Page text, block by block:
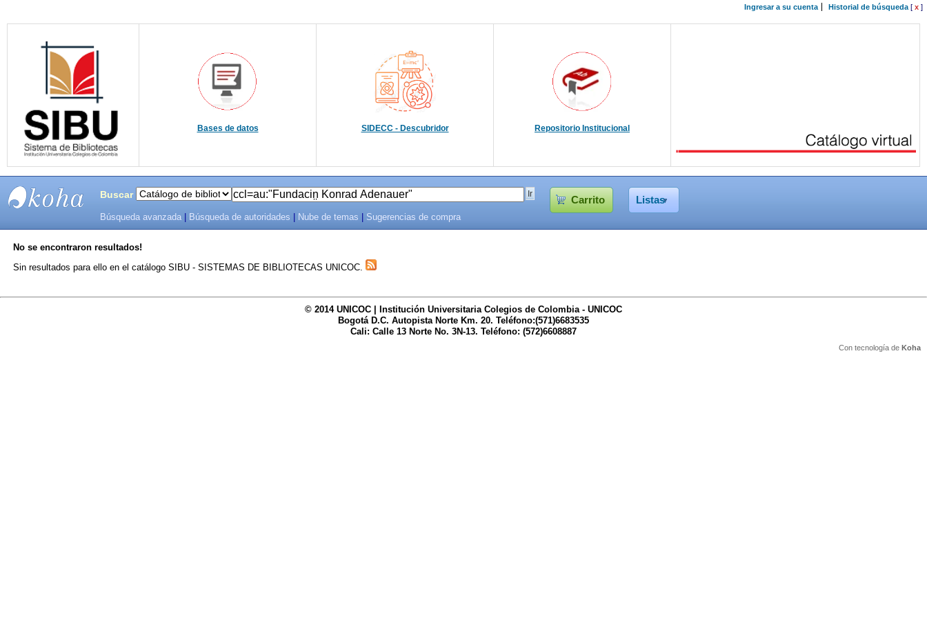
Ingresar a su cuenta Historial de búsqueda[ x ]
Bases de datos SIDECC - Descubridor Repositorio Institucional
SISTEMAS
Buscar Carrito Listas
Búsqueda avanzada Búsqueda de autoridades Nube de temas Sugerencias de compra
No se encontraron resultados!
Sin resultados para ello en el catálogo SIBU - SISTEMAS DE BIBLIOTECAS UNICOC.
© 2014 UNICOC | Institución Universitaria Colegios de Colombia - UNICOC
Bogotá D.C. Autopista Norte Km. 20. Teléfono:(571)6683535
Cali: Calle 13 Norte No. 3N-13. Teléfono: (572)6608887
Con tecnología de Koha